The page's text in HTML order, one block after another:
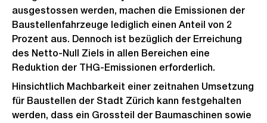
ausgestossen werden, machen die Emissionen der
Baustellenfahrzeuge lediglich einen Anteil von 2
Prozent aus. Dennoch ist bezüglich der Erreichung
des Netto-Null Ziels in allen Bereichen eine
Reduktion der THG-Emissionen erforderlich.
Hinsichtlich Machbarkeit einer zeitnahen Umsetzung
für Baustellen der Stadt Zürich kann festgehalten
werden, dass ein Grossteil der Baumaschinen sowie